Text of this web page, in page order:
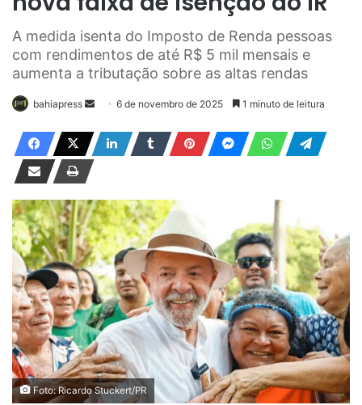
A medida isenta do Imposto de Renda pessoas
com rendimentos de até R$ 5 mil mensais e
aumenta a tributação sobre as altas rendas
bahiapress
n
u
m
e
-
m
a
i
l
6 de novembro de 2025 1 minuto de leitura
Foto: Ricardo Stuckert/PR